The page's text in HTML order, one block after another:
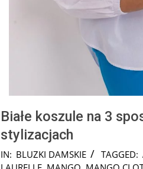
Białe koszule na 3
stylizacjach
2025-
06-
IN: BLUZKI DAMSKIE TAGGED: